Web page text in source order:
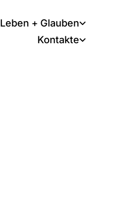
Leben + Glauben
Kontakte